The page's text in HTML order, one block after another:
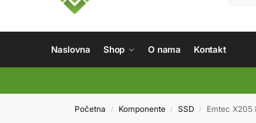
Naslovna Shop O nama Kontakt
Početna / Komponente / SSD / Emtec X205